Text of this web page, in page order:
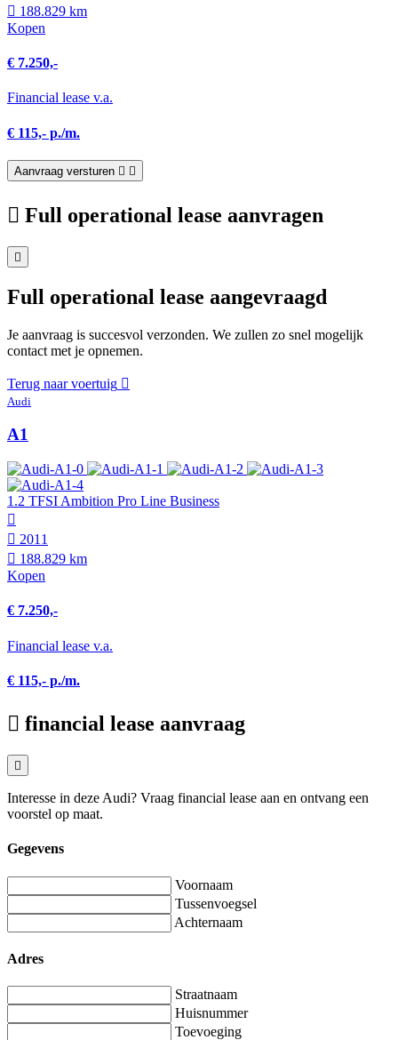
188.829 km
Kopen
€ 7.250,-
Financial lease v.a.
€ 115,- p./m.
Aanvraag versturen
Full operational lease aanvragen
Full operational lease aangevraagd
Je aanvraag is succesvol verzonden. We zullen zo snel mogelijk
contact met je opnemen.
Terug naar voertuig
Audi
A1
1.2 TFSI Ambition Pro Line Business
2011
188.829 km
Kopen
€ 7.250,-
Financial lease v.a.
€ 115,- p./m.
financial lease aanvraag
Interesse in deze Audi? Vraag financial lease aan en ontvang een
voorstel op maat.
Gegevens
Voornaam
Tussenvoegsel
Achternaam
Adres
Straatnaam
Huisnummer
Toevoeging